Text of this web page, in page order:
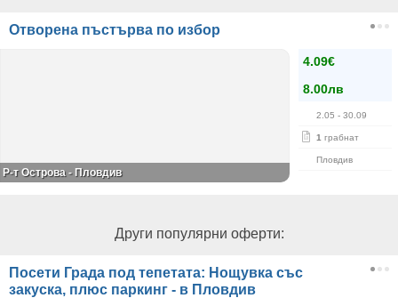
Отворена пъстърва по избор
4.09€
8.00лв
2.05 - 30.09
1 грабнат
Пловдив
Р-т Острова - Пловдив
Други популярни оферти:
Посети Града под тепетата: Нощувка със
закуска, плюс паркинг - в Пловдив